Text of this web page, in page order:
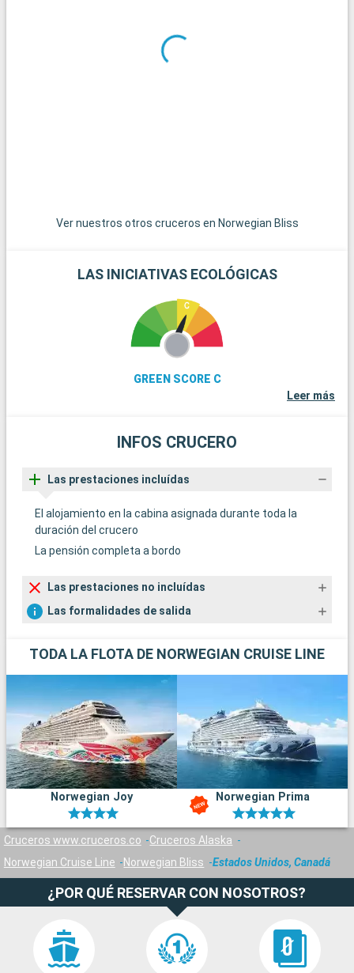
Ver nuestros otros cruceros en Norwegian Bliss
LAS INICIATIVAS ECOLÓGICAS
GREEN SCORE C
Leer más
INFOS CRUCERO
Las prestaciones incluídas
El alojamiento en la cabina asignada durante toda la
duración del crucero
La pensión completa a bordo
Las prestaciones no incluídas
Las formalidades de salida
TODA LA FLOTA DE NORWEGIAN CRUISE LINE
Norwegian Joy Norwegian Prima
Cruceros www.cruceros.co
Cruceros Alaska
Norwegian Cruise Line
Norwegian Bliss Estados Unidos, Canadá
¿POR QUÉ RESERVAR CON NOSOTROS?